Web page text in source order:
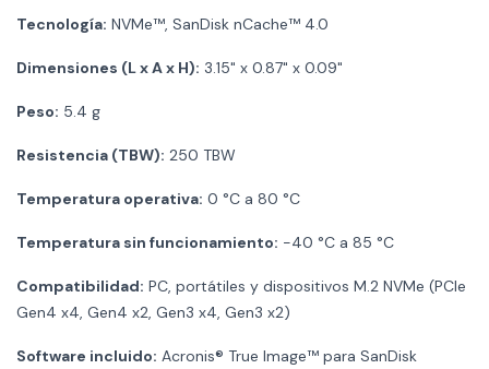
Tecnología: NVMe™, SanDisk nCache™ 4.0
Dimensiones (L x A x H): 3.15" x 0.87" x 0.09"
Peso: 5.4 g
Resistencia (TBW): 250 TBW
Temperatura operativa: 0 °C a 80 °C
Temperatura sin funcionamiento: -40 °C a 85 °C
Compatibilidad: PC, portátiles y dispositivos M.2 NVMe (PCIe
Gen4 x4, Gen4 x2, Gen3 x4, Gen3 x2)
Software incluido: Acronis® True Image™ para SanDisk